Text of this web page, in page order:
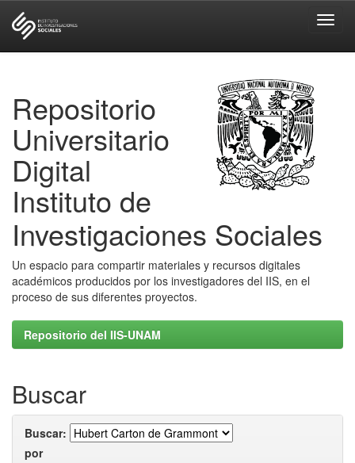
Repositorio
Universitario
Digital
Instituto de
Investigaciones Sociales
Un espacio para compartir materiales y recursos digitales
académicos producidos por los investigadores del IIS, en el
proceso de sus diferentes proyectos.
Repositorio del IIS-UNAM
Buscar
Buscar:
por